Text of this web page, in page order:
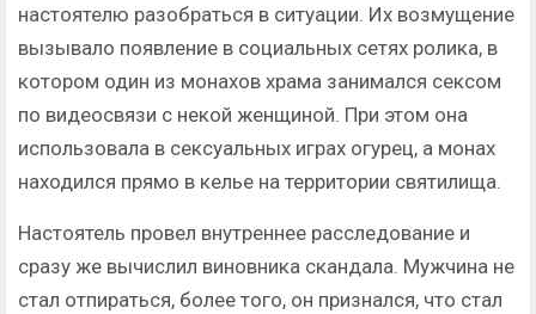
настоятелю разобраться в ситуации. Их возмущение
вызывало появление в социальных сетях ролика, в
котором один из монахов храма занимался сексом
по видеосвязи с некой женщиной. При этом она
использовала в сексуальных играх огурец, а монах
находился прямо в келье на территории святилища.
Настоятель провел внутреннее расследование и
сразу же вычислил виновника скандала. Мужчина не
стал отпираться, более того, он признался, что стал